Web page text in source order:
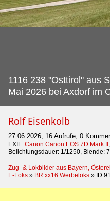
1116 238 "Osttirol" aus
Mai 2026 bei Axdorf im
Rolf Eisenkolb
27.06.2026, 16 Aufrufe, 0
EXIF: Canon Canon EOS 7D Mark II
Belichtungsdauer: 1/1250, Blende:
Zug- & Lokbilder aus Bayern,
E-Loks » BR xx16 Werbeloks » ID